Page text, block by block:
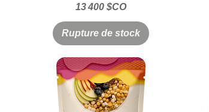
Prix
13 400 $CO
Rupture de stock